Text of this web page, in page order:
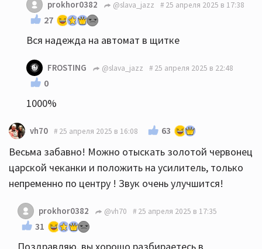
prokhor0382 @slava_jazz 25 апреля 2025 в 17:38
27
Вся надежда на автомат в щитке
FROSTING @slava_jazz 25 апреля 2025 в 22:48
0
1000%
vh70 25 апреля 2025 в 16:08 63
Весьма забавно! Можно отыскать золотой червонец
царской чеканки и положить на усилитель, только
непременно по центру ! Звук очень улучшится!
prokhor0382 @vh70 25 апреля 2025 в 17:35
31